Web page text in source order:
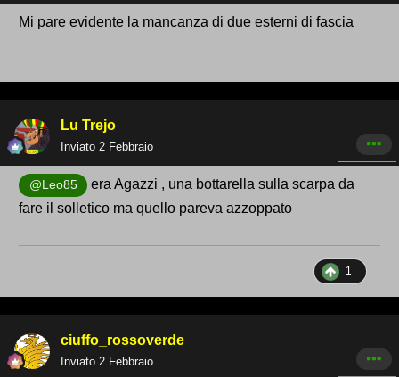
Mi pare evidente la mancanza di due esterni di fascia
Lu Trejo
Inviato 2 Febbraio
@Leo85
era Agazzi , una bottarella sulla scarpa da
fare il solletico ma quello pareva azzoppato
1
ciuffo_rossoverde
Inviato 2 Febbraio